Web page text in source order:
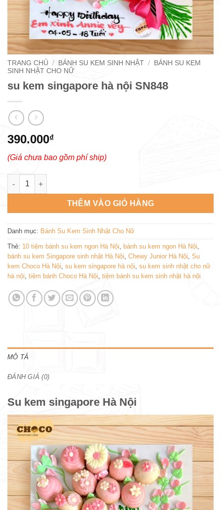
TRANG CHỦ / BÁNH SU KEM SINH NHẬT /
BÁNH SU KEM
SINH NHẬT CHO NỮ
su kem singapore hà nội SN848
390.000₫
(Giá chưa bao gồm phí ship)
su kem singapore hà nội SN848 số lượng
THÊM VÀO GIỎ HÀNG
Danh mục: Bánh Su Kem Sinh Nhật Cho Nữ
Thẻ: 10 tiệm bánh su kem ngon Hà Nội, bánh su kem ngon Hà Nội,
bánh su kem Singapore sinh nhật Hà Nội, Chewy Junior Hà Nội, Su
kem Choco Hà Nội, su kem singapore hà nội, su kem sinh nhật cho nữ
hà nội, tiệm bánh Choco Hà Nội, tiệm bánh su kem sinh nhật hà nội
MÔ TẢ
ĐÁNH GIÁ (0)
Su kem singapore Hà Nội